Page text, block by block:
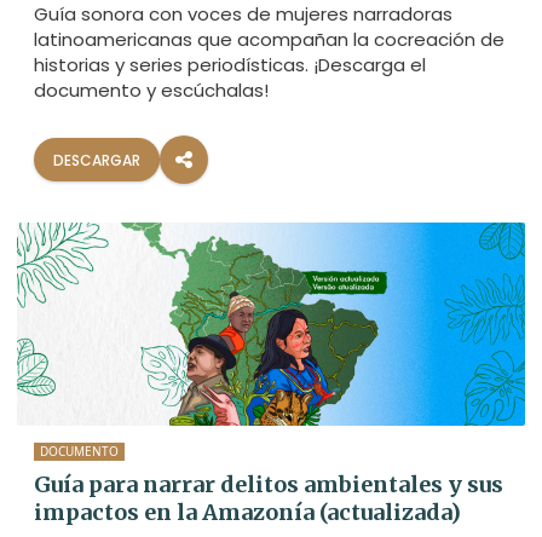
Guía sonora con voces de mujeres narradoras
latinoamericanas que acompañan la cocreación de
historias y series periodísticas. ¡Descarga el
documento y escúchalas!
DESCARGAR
DOCUMENTO
Guía para narrar delitos ambientales y sus
impactos en la Amazonía (actualizada)